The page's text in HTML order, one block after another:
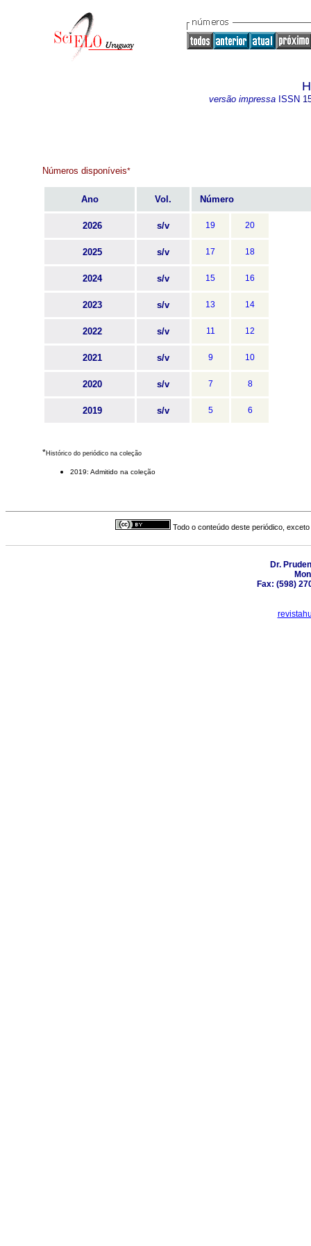
versão impressa ISSN
Números disponíveis*
Ano Vol. Número
2026 s/v 19 20
2025 s/v 17 18
2024 s/v 15 16
2023 s/v 13 14
2022 s/v 11 12
2021 s/v 9 10
2020 s/v 7 8
2019 s/v 5 6
*Histórico do periódico na coleção
2019: Admitido na coleção
Todo o conteúdo deste periódico,
Dr.
Fax: (598)